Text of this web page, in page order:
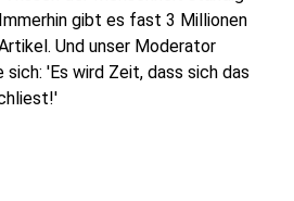
gibt es fast 3 Millionen
Und unser Moderator
'Es wird Zeit, dass sich das